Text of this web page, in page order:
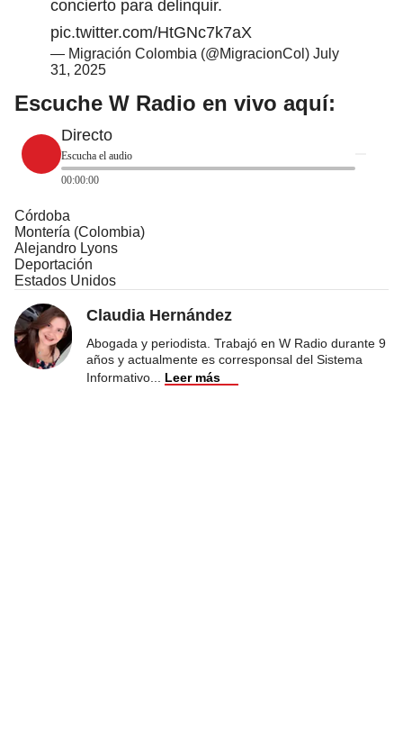
concierto para delinquir.
pic.twitter.com/HtGNc7k7aX
— Migración Colombia (@MigracionCol) July
31, 2025
Escuche W Radio en vivo aquí:
Directo
Escucha el audio
00:00:00
Córdoba
Montería (Colombia)
Alejandro Lyons
Deportación
Estados Unidos
Claudia Hernández
Abogada y periodista. Trabajó en W Radio durante 9
años y actualmente es corresponsal del Sistema
Informativo
Leer más